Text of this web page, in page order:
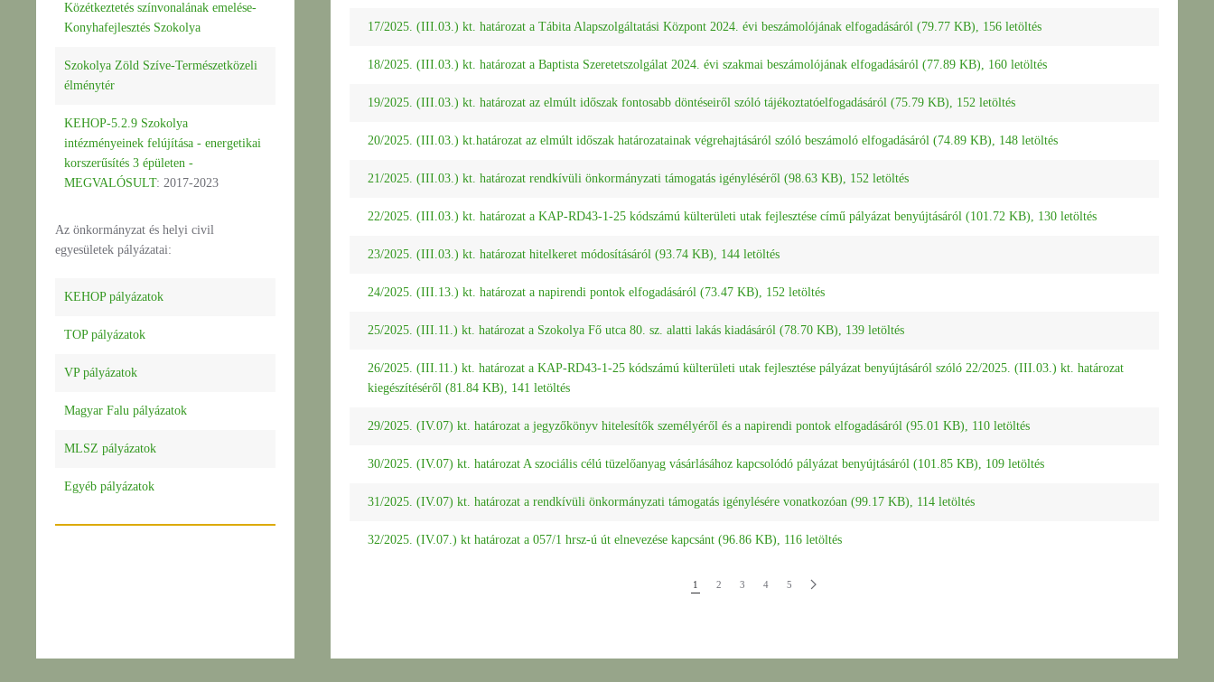
17/2025. (III.03.) kt. határozat a Tábita Alapszolgáltatási Központ 2024. évi beszámolójának elfogadásáról (79.77 KB), 156 letöltés
18/2025. (III.03.) kt. határozat a Baptista Szeretetszolgálat 2024. évi szakmai beszámolójának elfogadásáról (77.89 KB), 160 letöltés
19/2025. (III.03.) kt. határozat az elmúlt időszak fontosabb döntéseiről szóló tájékoztatóelfogadásáról (75.79 KB), 152 letöltés
20/2025. (III.03.) kt.határozat az elmúlt időszak határozatainak végrehajtásáról szóló beszámoló elfogadásáról (74.89 KB), 148 letöltés
21/2025. (III.03.) kt. határozat rendkívüli önkormányzati támogatás igényléséről (98.63 KB), 152 letöltés
22/2025. (III.03.) kt. határozat a KAP-RD43-1-25 kódszámú külterületi utak fejlesztése című pályázat benyújtásáról (101.72 KB), 130 letöltés
23/2025. (III.03.) kt. határozat hitelkeret módosításáról (93.74 KB), 144 letöltés
24/2025. (III.13.) kt. határozat a napirendi pontok elfogadásáról (73.47 KB), 152 letöltés
25/2025. (III.11.) kt. határozat a Szokolya Fő utca 80. sz. alatti lakás kiadásáról (78.70 KB), 139 letöltés
26/2025. (III.11.) kt. határozat a KAP-RD43-1-25 kódszámú külterületi utak fejlesztése pályázat benyújtásáról szóló 22/2025. (III.03.) kt. határozat
kiegészítéséről (81.84 KB), 141 letöltés
29/2025. (IV.07) kt. határozat a jegyzőkönyv hitelesítők személyéről és a napirendi pontok elfogadásáról (95.01 KB), 110 letöltés
30/2025. (IV.07) kt. határozat A szociális célú tüzelőanyag vásárlásához kapcsolódó pályázat benyújtásáról (101.85 KB), 109 letöltés
31/2025. (IV.07) kt. határozat a rendkívüli önkormányzati támogatás igénylésére vonatkozóan (99.17 KB), 114 letöltés
32/2025. (IV.07.) kt határozat a 057/1 hrsz-ú út elnevezése kapcsánt (96.86 KB), 116 letöltés
1 2 3 4 5
Közétkeztetés színvonalának emelése-
Konyhafejlesztés Szokolya
Szokolya Zöld Szíve-Természetközeli
élménytér
KEHOP-5.2.9 Szokolya
intézményeinek felújítása - energetikai
korszerűsítés 3 épületen -
MEGVALÓSULT: 2017-2023
Az önkormányzat és helyi civil
egyesületek pályázatai:
KEHOP pályázatok
TOP pályázatok
VP pályázatok
Magyar Falu pályázatok
MLSZ pályázatok
Egyéb pályázatok